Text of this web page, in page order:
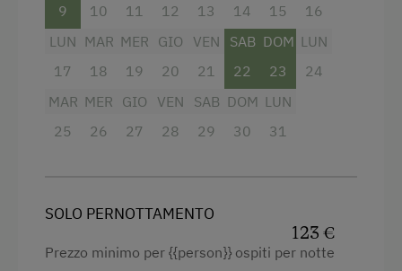
Servizi
Navetta per la stazione ferroviaria
Lettino a sbarre per neonati
Asciugamani
Letto per bambini
Forno a microonde
Connessione veloce ad internet
9
10
11
12
13
14
15
16
LUN
17
MAR
18
MER
19
GIO
20
VEN
21
SAB
22
DOM
23
LUN
24
MAR
25
MER
26
GIO
27
VEN
28
SAB
29
DOM
30
LUN
31
SOLO PERNOTTAMENTO
123 €
Prezzo minimo per {{person}} ospiti per notte